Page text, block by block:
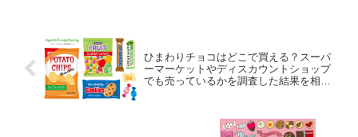
ひまわりチョコはどこで買える？スーパ
ーマーケットやディスカウントショップ
でも売っているかを調査した結果を相場